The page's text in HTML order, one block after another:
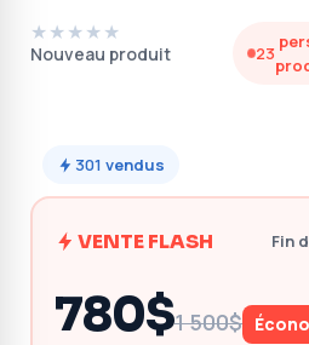
★★★★★
Nouveau produit 22
301 vendus
VENTE FLASH Fin
780$1 500$